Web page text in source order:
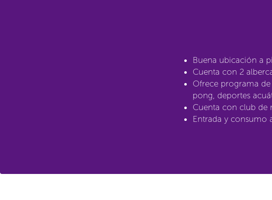
Buena ubicación a
Cuenta con 2
Ofrece programa
pong, deportes
Cuenta con club de
Entrada y consumo